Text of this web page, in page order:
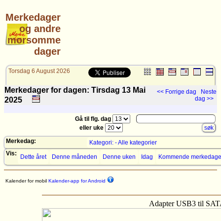
Merkedager
og andre
morsomme
dager
Torsdag 6 August 2026
Merkedager for dagen: Tirsdag 13 Mai
2025
<< Forrige dag
Neste
dag >>
Gå til flg. dag
eller uke
Merkedag:
Kategori: - Alle kategorier
Vis:
Dette året Denne måneden Denne uken Idag Kommende
Kalender for mobil Kalender-app for Android
Adapter USB3 til